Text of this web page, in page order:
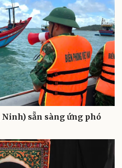
Hạt giống tâm hồn
Ninh) sẵn sàng ứng phó